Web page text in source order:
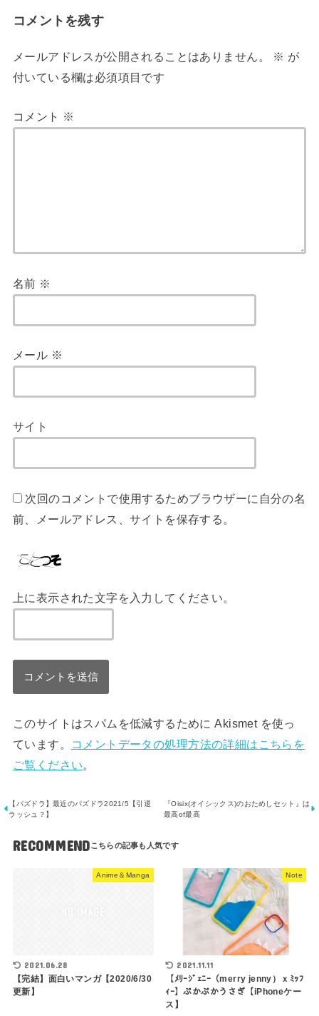
コメントを残す
メールアドレスが公開されることはありません。 ※ が
付いている欄は必須項目です
コメント ※
名前 ※
メール ※
サイト
次回のコメントで使用するためブラウザーに自分の名
前、メールアドレス、サイトを保存する。
上に表示された文字を入力してください。
このサイトはスパムを低減するために Akismet を使っ
ています。
コメントデータの処理方法の詳細はこちらを
ご覧ください。
【パズドラ】最近のパズドラ2021/5【引退
ラッシュ？】
『Oisix(オイシックス)のおためしセット』は
最高of最高
RECOMMEND
Anime＆Manga
2021.06.28
【完結】面白いマンガ【2020/6/30
更新】
Note
2021.11.11
【ﾒﾘｰｼﾞｪﾆｰ（merry jenny）ｘﾐｯﾌ
ｨｰ】ぷかぷかうさぎ【iPhoneケー
ス】